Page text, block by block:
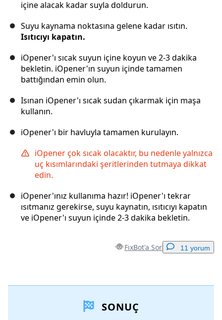
içine alacak kadar suyla doldurun.
Suyu kaynama noktasına gelene kadar ısıtın.
Isıtıcıyı kapatın.
iOpener'ı sıcak suyun içine koyun ve 2-3 dakika
bekletin. iOpener'ın suyun içinde tamamen
battığından emin olun.
Isınan iOpener'ı sıcak sudan çıkarmak için maşa
kullanın.
iOpener'ı bir havluyla tamamen kurulayın.
iOpener çok sıcak olacaktır, bu nedenle yalnızca
uç kısımlarındaki şeritlerinden tutmaya dikkat
edin.
iOpener'ınız kullanıma hazır! iOpener'ı tekrar
ısıtmanız gerekirse, suyu kaynatın, ısıtıcıyı kapatın
ve iOpener'ı suyun içinde 2-3 dakika bekletin.
FixBot'a Sor 11 yorum
SONUÇ